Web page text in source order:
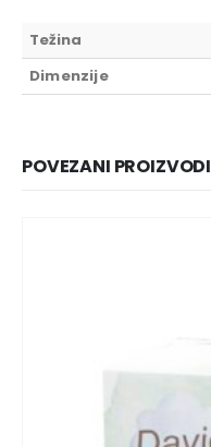
Težina
Dimenzije
POVEZANI PROIZVODI